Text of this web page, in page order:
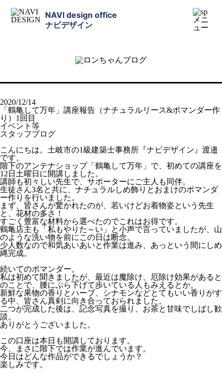
NAVI design office
ナビデザイン
2020/12/14
「鶴亀して万年」講座報告（ナチュラルリース&ポマンダー作
り）1回目
イベント等
スタッフブログ
こんにちは。土岐市の1級建築士事務所『ナビデザイン』渡邉
です。
階下のアンテナショップ「鶴亀して万年」で、初めての講座を
12日土曜日に開講しました。
講師も初々しい先生で、サポーターにご主人も同伴。
生徒さん3名と共に、ナチュラルしめ飾りとおまけのポマンダ
ー作りを行いました。
まず、皆さんが驚かれたのが、若いけどお着物姿という先生
と、花材の多さ！
すごく豊富な材料から選べたのでこれはお得です。
鶴亀店主も「私もやりた～い」と小声で言っていましたが、山
のような洗い物を前にこの日は断念。
少人数なので和気あいあいと作業は進み、あっという間にしめ
縄完成。
続いてのポマンダー。
私は初めて聞きましたが、最近は魔除け、厄除け効果があると
のことで、腰にぶら下げて歩いている人もみえるとか。
新鮮な果物の香りとハーブ、シナモンなどとてもいい香りがす
る中、皆さん真剣に向き合っておられました。
二つが完成した後は、記念写真を撮り、お茶と甘味でしばし歓
談。
ありがとうございました。
この口座は本日も開講しております。
今、まさに階下では作業が進んでいます。
今日はどんな作品ができるでしょうか？
楽しみです。